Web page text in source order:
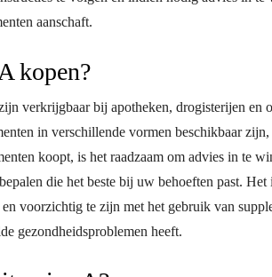
aanschaft.
kopen?
verkrijgbaar bij apotheken, drogisterijen
in verschillende vormen beschikbaar
koopt, is het raadzaam om advies in te
die het beste bij uw behoeften past.
voorzichtig te zijn met het gebruik van
gezondheidsproblemen heeft.